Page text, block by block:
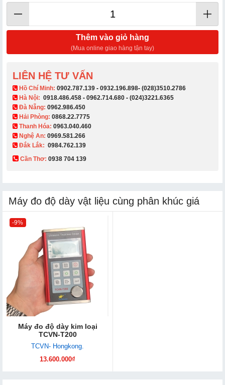
Thêm vào giỏ hàng
(Mua online giao hàng tận tay)
LIÊN HỆ TƯ VẤN
​ Hồ Chí Minh: 0902.787.139 - 0932.196.898- (028)3510.2786
Hà Nội: 0918.486.458 - 0962.714.680 - (024)3221.6365
Đà Nẵng: 0962.986.450
Hải Phòng: 0868.22.7775
Thanh Hóa: 0963.040.460
Nghệ An: 0969.581.266
Đắk Lắk: 0984.762.139
Cần Thơ: 0938 704 139​
Máy đo độ dày vật liệu cùng phân khúc giá
-9%
Máy đo độ dày kim loại
TCVN-T200
TCVN- Hongkong.
13.600.000₫